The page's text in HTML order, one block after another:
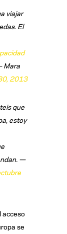
viajar
El
Mara
2013
que
estoy
—
acceso
se